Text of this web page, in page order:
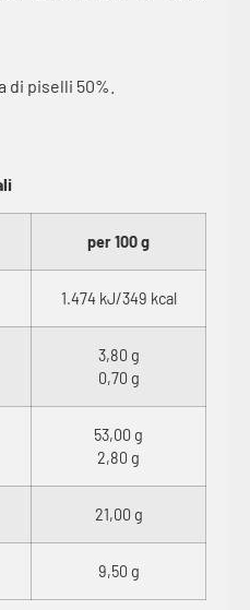
di piselli 50%.
per 100 g
1.474 kJ/349 kcal
3,80 g
0,70 g
53,00 g
2,80 g
21,00 g
9,50 g